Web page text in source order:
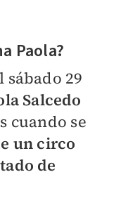
Paola?
29
Salcedo
cuando se
un circo
de